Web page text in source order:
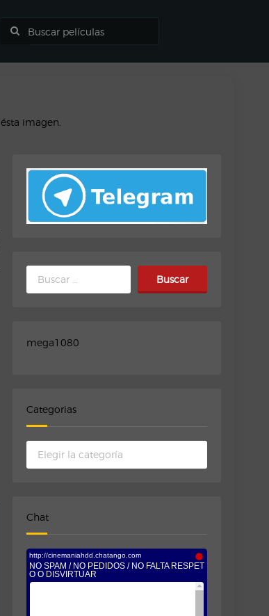
ésta imagen.
Buscar:
mega1080
Categorias
Categorias
Chat